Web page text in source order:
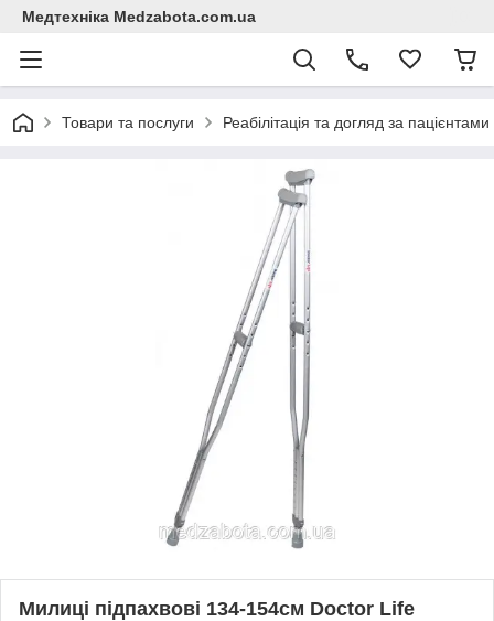
Медтехніка Medzabota.com.ua
Товари та послуги Реабілітація та догляд за пацієнтами
Милиці підпахвові 134-154см Doctor Life